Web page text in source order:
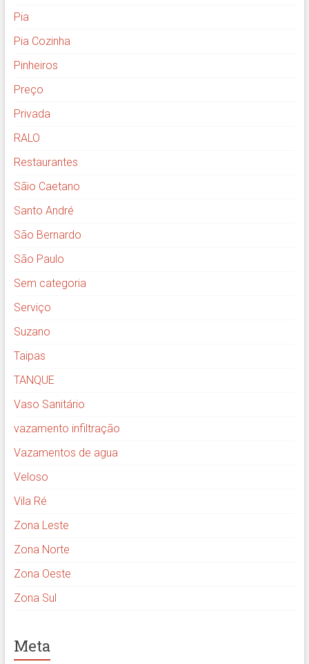
Pia
Pia Cozinha
Pinheiros
Preço
Privada
RALO
Restaurantes
Sãio Caetano
Santo André
São Bernardo
São Paulo
Sem categoria
Serviço
Suzano
Taipas
TANQUE
Vaso Sanitário
vazamento infiltração
Vazamentos de agua
Veloso
Vila Ré
Zona Leste
Zona Norte
Zona Oeste
Zona Sul
Meta